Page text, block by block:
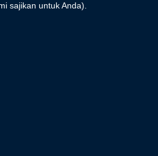
sajikan untuk Anda).